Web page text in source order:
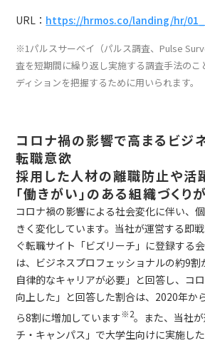
URL： https://hrmos.co/landing/hr/
※1パルスサーベイ（パルス調査、Pulse
査を短期間に繰り返し実施する調査手法のこ
ディションを把握するために用いられます。
コロナ禍の影響で高まるビジ
転職意欲
採用した人材の離職防止や活
「働きがい」のある組織づくり
コロナ禍の影響による社会変化に伴い、
きく変化しています。当社が運営する即
ぐ転職サイト「ビズリーチ」に登録する
は、ビジネスプロフェッショナルの約9
自律的なキャリアが必要」と回答し、コ
向上した」と回答した割合は、2020年か
ら8割に増加しています※2。また、当社
チ・キャンパス」で大学生向けに実施し